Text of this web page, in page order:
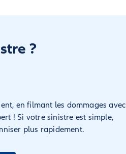
?
en filmant les dommages avec
! Si votre sinistre est simple,
plus rapidement.